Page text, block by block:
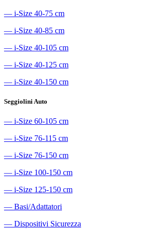
― i-Size 40-75 cm
― i-Size 40-85 cm
― i-Size 40-105 cm
― i-Size 40-125 cm
― i-Size 40-150 cm
Seggiolini Auto
― i-Size 60-105 cm
― i-Size 76-115 cm
― i-Size 76-150 cm
― i-Size 100-150 cm
― i-Size 125-150 cm
― Basi/Adattatori
― Dispositivi Sicurezza